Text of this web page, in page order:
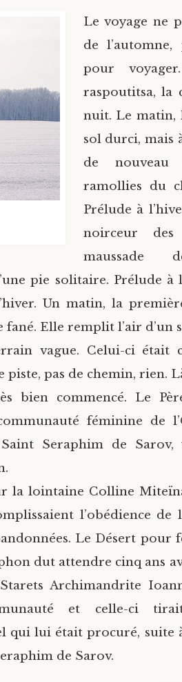
Le voyage ne
de
pour
raspoutitsa, la
nuit. Le matin,
sol durci, mais
de nouveau
ramollies du
Prélude à
noirceur
maussade
pie solitaire. Prélude à
Un matin, la
fané. Elle remplit l’air d’un
vague. Celui-ci était
piste, pas de chemin, rien.
bien commencé. Le
féminine de
Seraphim de Sarov,
la lointaine Colline
l’obédience de
Le Désert pour
dut attendre cinq ans
Archimandrite
et celle-ci
qui lui était procuré, suite
de Sarov.